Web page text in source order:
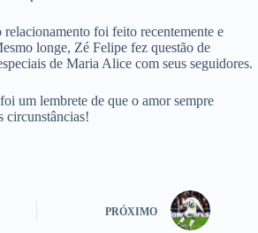
foi feito recentemente e
longe, Zé Felipe fez questão de
de Maria Alice com seus seguidores.
um lembrete de que o amor sempre
circunstâncias!
PRÓXIMO